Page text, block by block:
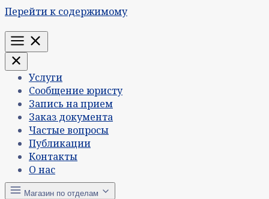
Перейти к содержимому
Меню
Услуги
Сообщение юристу
Запись на прием
Заказ документа
Частые вопросы
Публикации
Контакты
О нас
Магазин по отделам